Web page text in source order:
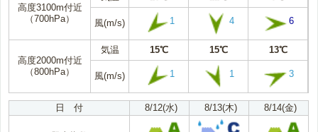
高度3100m付近
（700hPa）
風(m/s) 1 4 6
高度2000m付近
（800hPa）
気温 15℃ 15℃ 13℃
風(m/s) 1 1 3
日 付 8/12(水) 8/13(木) 8/14(金)